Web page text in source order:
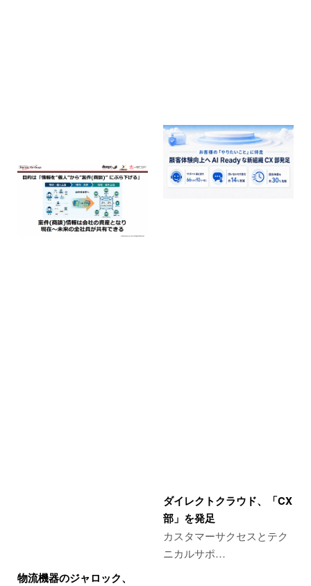
物流機器のジャロック、
ダイレクトクラウド、「CX
部」を発足
カスタマーサクセスとテク
ニカルサポ…